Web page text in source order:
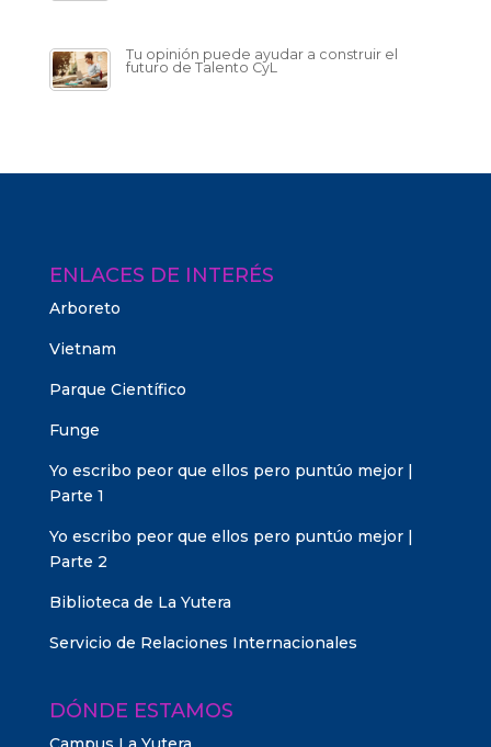
Tu opinión puede ayudar a construir el
futuro de Talento CyL
ENLACES DE INTERÉS
Arboreto
Vietnam
Parque Científico
Funge
Yo escribo peor que ellos pero puntúo mejor |
Parte 1
Yo escribo peor que ellos pero puntúo mejor |
Parte 2
Biblioteca de La Yutera
Servicio de Relaciones Internacionales
DÓNDE ESTAMOS